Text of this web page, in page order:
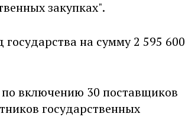
закупках".
на сумму 2 595 600
по включению 30 поставщиков
государственных